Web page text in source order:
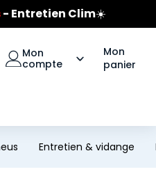
- Entretien Clim☀️
Bridgestone
sur les pneus Bridgestone
Mon
compte
Mon
panier
Entretien & vidange